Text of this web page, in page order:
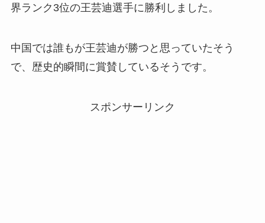
界ランク3位の王芸迪選手に勝利しました。
中国では誰もが王芸迪が勝つと思っていたそう
で、歴史的瞬間に賞賛しているそうです。
スポンサーリンク